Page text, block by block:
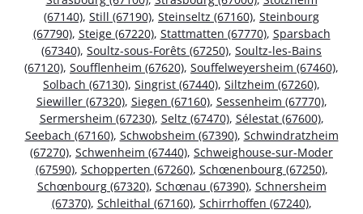
(67140), Still (67190), Steinseltz (67160), Steinbourg
(67790), Steige (67220), Stattmatten (67770), Sparsbach
(67340), Soultz-sous-Forêts (67250), Soultz-les-Bains
(67120), Soufflenheim (67620), Souffelweyersheim (67460),
Solbach (67130), Singrist (67440), Siltzheim (67260),
Siewiller (67320), Siegen (67160), Sessenheim (67770),
Sermersheim (67230), Seltz (67470), Sélestat (67600),
Seebach (67160), Schwobsheim (67390), Schwindratzheim
(67270), Schwenheim (67440), Schweighouse-sur-Moder
(67590), Schopperten (67260), Schœnenbourg (67250),
Schœnbourg (67320), Schœnau (67390), Schnersheim
(67370), Schleithal (67160), Schirrhoffen (67240),